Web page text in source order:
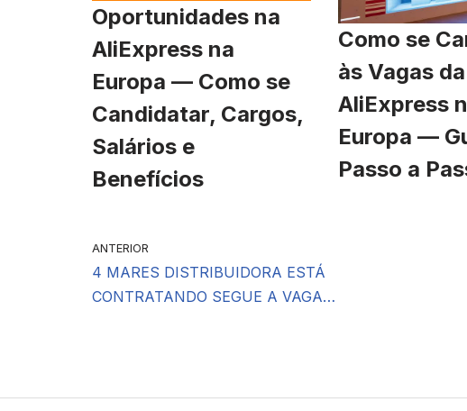
Oportunidades na
AliExpress na
Europa — Como se
Candidatar, Cargos,
Salários e
Benefícios
Como se
às Vagas da
AliExpress
Europa —
Passo a
ANTERIOR
4 MARES DISTRIBUIDORA ESTÁ
CONTRATANDO SEGUE A VAGA…